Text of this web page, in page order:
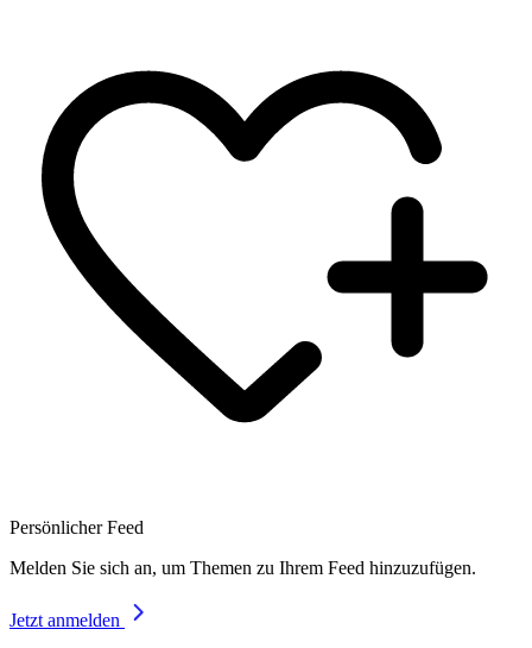
Persönlicher Feed
Melden Sie sich an, um Themen zu Ihrem Feed hinzuzufügen.
Jetzt anmelden